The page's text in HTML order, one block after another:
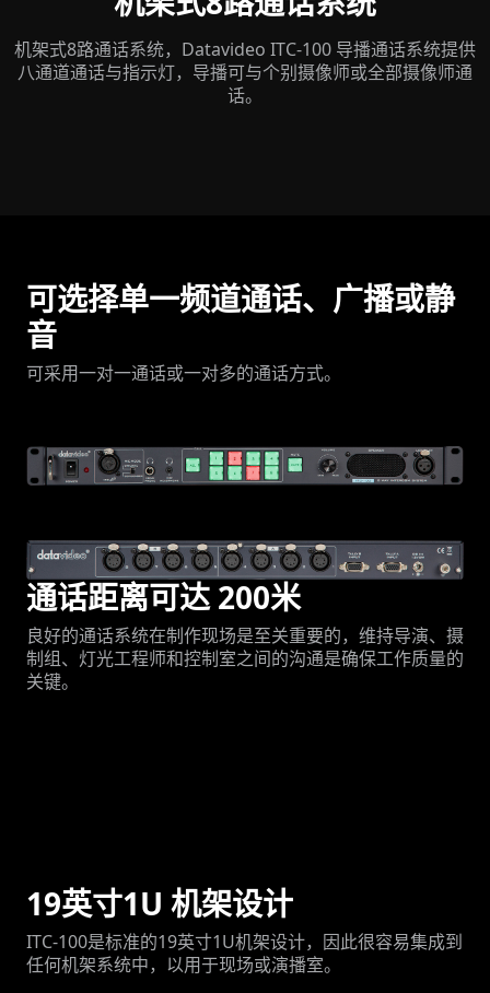
机架式8路通话系统，Datavideo ITC-100 导播通话系统提供
八通道通话与指示灯，导播可与个别摄像师或全部摄像师通
话。
可选择单一频道通话、广播或静
音
可采用一对一通话或一对多的通话方式。
通话距离可达 200米
良好的通话系统在制作现场是至关重要的，维持导演、摄
制组、灯光工程师和控制室之间的沟通是确保工作质量的
关键。
19英寸1U 机架设计
ITC-100是标准的19英寸1U机架设计，因此很容易集成到
任何机架系统中，以用于现场或演播室。